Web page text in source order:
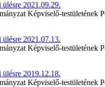
2021.09.29.
Képviselő-testületének
2021.07.13.
Képviselő-testületének
2019.12.18.
Képviselő-testületének